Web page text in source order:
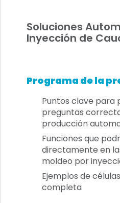
Soluciones
Inyección de
Programa de la
Puntos clave para
preguntas
producción
Funciones que
directamente en
moldeo por
Ejemplos de
completa